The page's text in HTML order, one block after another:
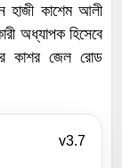
হাজী কাশেম আলী
অধ্যাপক হিসেবে
কাশর জেল রোড
v3.7